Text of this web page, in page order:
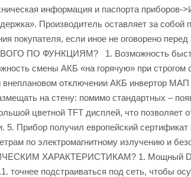
информация и паспорта
Производитель оставляет за
покупателя, если иное не оговорено
ПО ФУНКЦИЯМ? 1. Возможность
смены АКБ «на горячую» при строгом
отключении АКБ инвертор МАП
на стену: помимо стандартных –
цветной TFT дисплей, что
Прибор получил европейский
по электромагнитному излучению и
ХАРАКТЕРИСТИКАМ? 1. Мощный
точнее подстраиваться под сеть, чтобы